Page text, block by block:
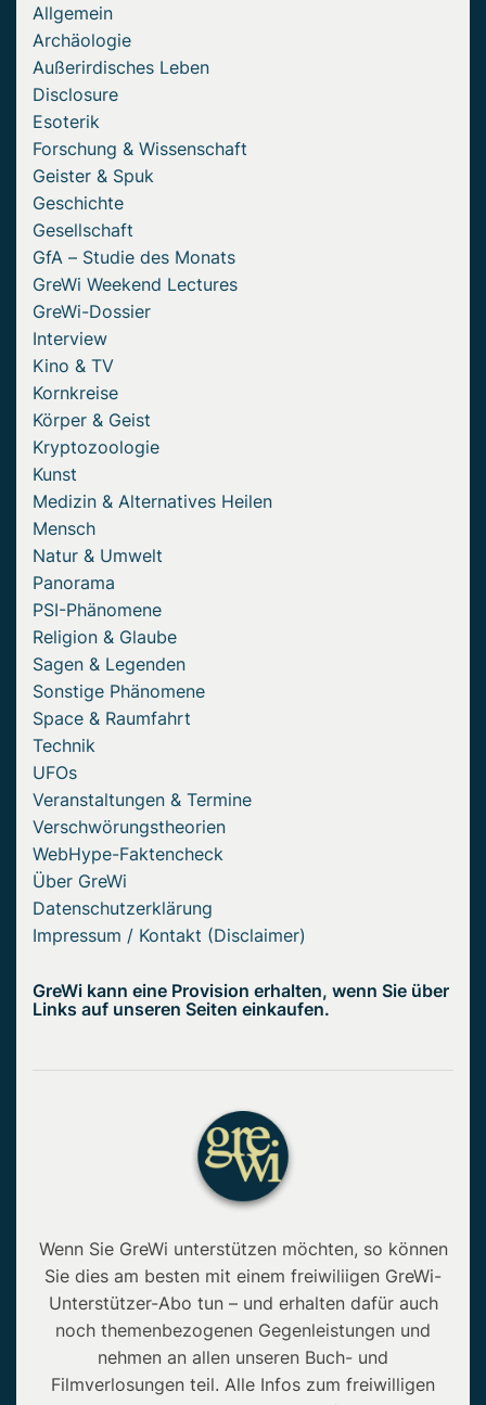
Allgemein
Archäologie
Außerirdisches Leben
Disclosure
Esoterik
Forschung & Wissenschaft
Geister & Spuk
Geschichte
Gesellschaft
GfA – Studie des Monats
GreWi Weekend Lectures
GreWi-Dossier
Interview
Kino & TV
Kornkreise
Körper & Geist
Kryptozoologie
Kunst
Medizin & Alternatives Heilen
Mensch
Natur & Umwelt
Panorama
PSI-Phänomene
Religion & Glaube
Sagen & Legenden
Sonstige Phänomene
Space & Raumfahrt
Technik
UFOs
Veranstaltungen & Termine
Verschwörungstheorien
WebHype-Faktencheck
Über GreWi
Datenschutzerklärung
Impressum / Kontakt (Disclaimer)
GreWi kann eine Provision erhalten, wenn Sie über
Links auf unseren Seiten einkaufen.
Wenn Sie GreWi unterstützen möchten, so können
Sie dies am besten mit einem freiwiliigen GreWi-
Unterstützer-Abo tun – und erhalten dafür auch
noch themenbezogenen Gegenleistungen und
nehmen an allen unseren Buch- und
Filmverlosungen teil. Alle Infos zum freiwilligen